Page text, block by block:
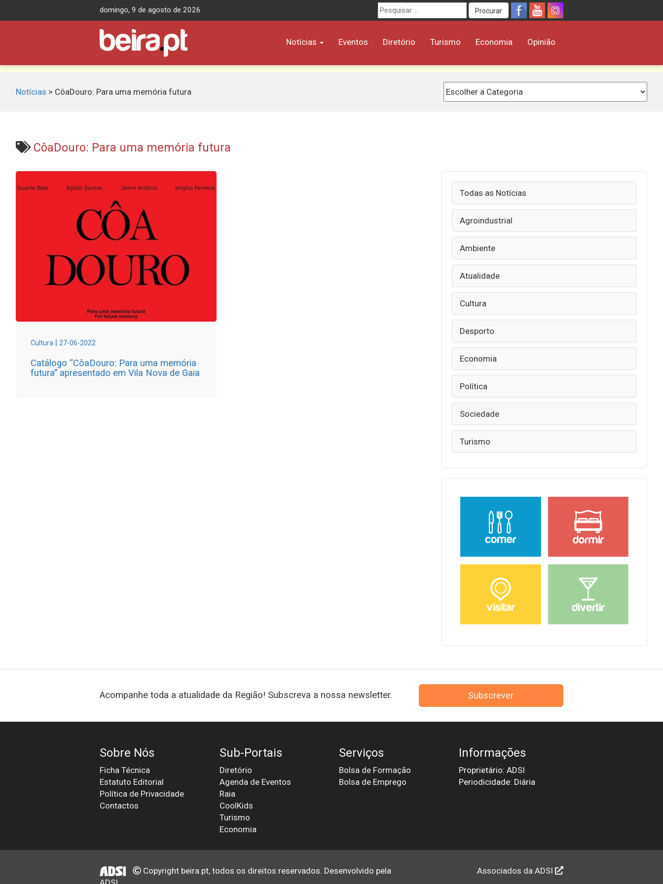
domingo, 9 de agosto de 2026
Procurar
por:
Procurar
Notícias Eventos Diretório Turismo Economia Opinião
Notícias > CôaDouro: Para uma memória futura
CôaDouro: Para uma memória futura
Cultura | 27-06-2022
Catálogo “CôaDouro: Para uma memória
futura” apresentado em Vila Nova de Gaia
Todas as Notícias
Agroindustrial
Ambiente
Atualidade
Cultura
Desporto
Economia
Política
Sociedade
Turismo
Acompanhe toda a atualidade da Região! Subscreva a nossa newsletter. Subscrever
Sobre Nós
Ficha Técnica
Estatuto Editorial
Política de Privacidade
Contactos
Sub-Portais
Diretório
Agenda de Eventos
Raia
CoolKids
Turismo
Economia
Serviços
Bolsa de Formação
Bolsa de Emprego
Informações
Proprietário: ADSI
Periodicidade: Diária
Copyright beira.pt, todos os direitos reservados. Desenvolvido pela
Associados da ADSI